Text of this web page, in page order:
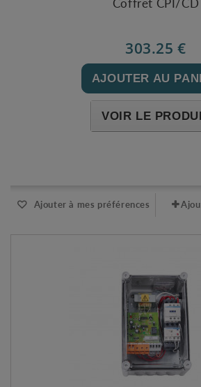
303.25 €
AJOUTER AU
VOIR LE
Ajouter à mes préférences